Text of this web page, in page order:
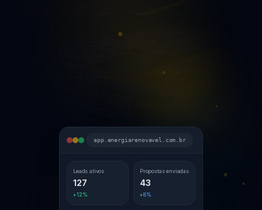
Economia
app.energiarenovavel.com.br
Leads ativos
127
+12%
Propostas enviadas
43
+8%